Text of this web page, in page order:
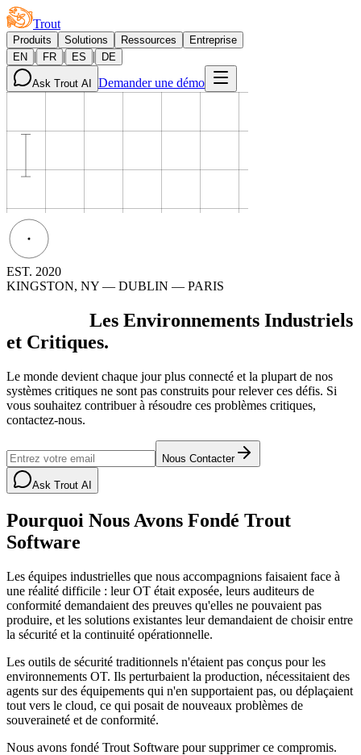
Trout
Produits Solutions Ressources
Entreprise
EN
| FR | ES | DE
Ask Trout AI Demander une démo
EST. 2020
KINGSTON, NY — DUBLIN — PARIS
Les Environnements Industriels
et Critiques.
Le monde devient chaque jour plus connecté et la plupart de nos
systèmes critiques ne sont pas construits pour relever ces défis. Si
vous souhaitez contribuer à résoudre ces problèmes critiques,
contactez-nous.
Nous Contacter
Ask Trout AI
Pourquoi Nous Avons Fondé Trout
Software
Les équipes industrielles que nous accompagnions faisaient face à
une réalité difficile : leur OT était exposée, leurs auditeurs de
conformité demandaient des preuves qu'elles ne pouvaient pas
produire, et les solutions existantes leur demandaient de choisir entre
la sécurité et la continuité opérationnelle.
Les outils de sécurité traditionnels n'étaient pas conçus pour les
environnements OT. Ils perturbaient la production, nécessitaient des
agents sur des équipements qui n'en supportaient pas, ou déplaçaient
tout vers le cloud, ce qui posait de nouveaux problèmes de
souveraineté et de conformité.
Nous avons fondé Trout Software pour supprimer ce compromis.